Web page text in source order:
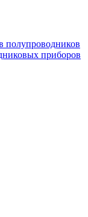
полупроводников
приборов